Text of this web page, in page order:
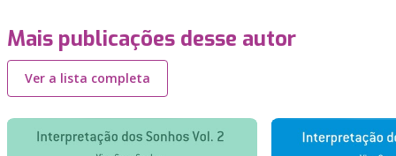
Mais publicações desse autor
Ver a lista completa